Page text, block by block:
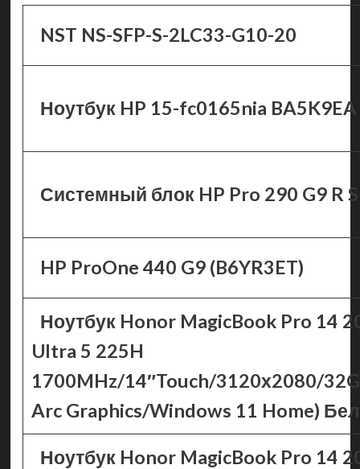
NST NS-SFP-S-2LC33-G10-20
Ноутбук HP 15-fc0165nia BA5K9EA
Системный блок HP Pro 290 G9 R
HP ProOne 440 G9 (B6YR3ET)
Ноутбук Honor MagicBook Pro 14
Ultra 5 225H
1700MHz/14″Touch/3120х2080/
Arc Graphics/Windows 11 Home)
Ноутбук Honor MagicBook Pro 14